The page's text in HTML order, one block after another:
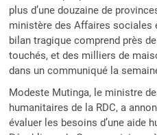
plus d’une douzaine de
ministère des Affaires sociales
bilan tragique comprend près
touchés, et des milliers de
dans un communiqué la
Modeste Mutinga, le ministre
humanitaires de la RDC, a
évaluer les besoins d’une aide